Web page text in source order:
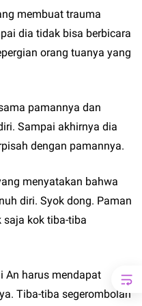
membuat trauma
dia tidak bisa berbicara
orang tuanya yang
pamannya dan
Sampai akhirnya dia
dengan pamannya.
menyatakan bahwa
diri. Syok dong. Paman
saja kok tiba-tiba
An harus mendapat
Tiba-tiba segerombolan